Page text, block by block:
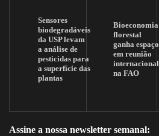
Sensores
biodegradáveis
da USP levam
a análise de
pesticidas para
a superfície das
plantas
Bioeconomia
florestal
ganha espaço
em reunião
internacional
na FAO
Assine a nossa newsletter semanal: